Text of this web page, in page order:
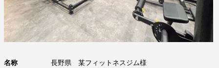
名称 長野県 某フィットネスジム様